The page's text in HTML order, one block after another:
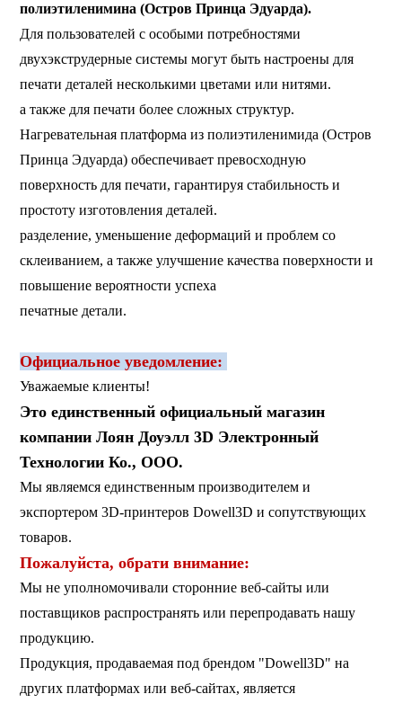
полиэтиленимина (Остров Принца Эдуарда).
Для пользователей с особыми потребностями
двухэкструдерные системы могут быть настроены для
печати деталей несколькими цветами или нитями.
а также для печати более сложных структур.
Нагревательная платформа из полиэтиленимида (Остров
Принца Эдуарда) обеспечивает превосходную
поверхность для печати, гарантируя стабильность и
простоту изготовления деталей.
разделение, уменьшение деформаций и проблем со
склеиванием, а также улучшение качества поверхности и
повышение вероятности успеха
печатные детали.
Официальное уведомление:
Уважаемые клиенты!
Это единственный официальный магазин
компании Лоян Доуэлл 3D Электронный
Технологии Ко., ООО.
Мы являемся единственным производителем и
экспортером 3D-принтеров Dowell3D и сопутствующих
товаров.
Пожалуйста, обрати внимание:
Мы не уполномочивали сторонние веб-сайты или
поставщиков распространять или перепродавать нашу
продукцию.
Продукция, продаваемая под брендом "Dowell3D" на
других платформах или веб-сайтах, является